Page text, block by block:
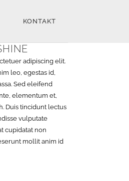
KONTAKT
adipiscing elit.
leo, egestas id,
Sed eleifend
elementum et,
Duis tincidunt lectus
vulputate
cupidatat non
mollit anim id